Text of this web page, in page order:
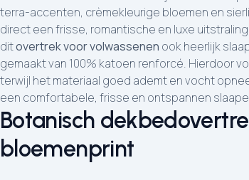
terra-accenten, crèmekleurige bloemen en
direct een frisse, romantische en luxe
ditovertrek voor volwassenen ook heerlijk
gemaakt van 100% katoen renforcé. Hierdoor
terwijl het materiaal goed ademt en vocht
een comfortabele, frisse en ontspannen
Botanisch
bloemenprint